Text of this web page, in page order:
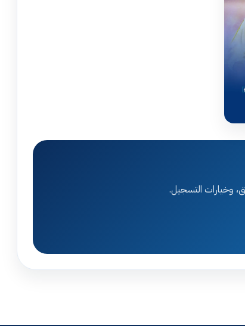
وخيارات التسجيل.